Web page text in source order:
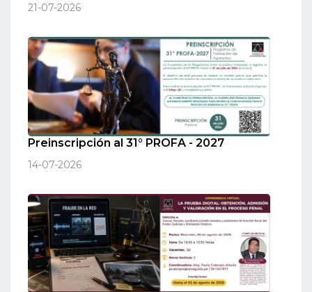
21-07-2026
Preinscripción al 31° PROFA - 2027
14-07-2026